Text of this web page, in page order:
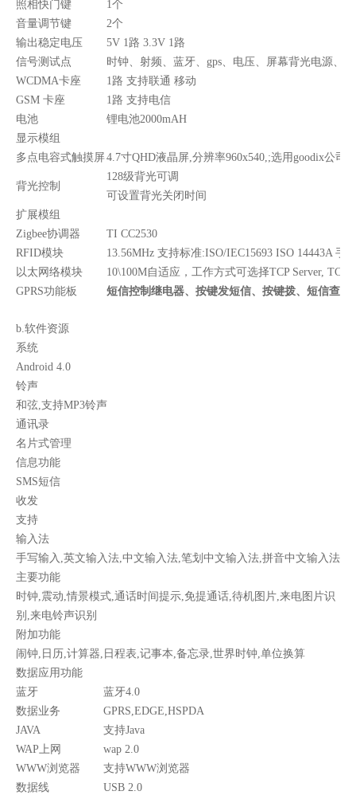
照相快门键
1个
音量调节键
2个
输出稳定电压
5V 1路 3.3V 1路
信号测试点
时钟、射频、蓝牙、gps、电压、屏幕背光电源、
WCDMA卡座
1路 支持联通 移动
GSM 卡座
1路 支持电信
电池
锂电池2000mAH
显示模组
多点电容式触摸屏4.7寸QHD液晶屏,分辨率960x540,;选用goodix公司
背光控制
128级背光可调
可设置背光关闭时间
扩展模组
Zigbee协调器
TI CC2530
RFID模块
13.56MHz 支持标准:ISO/IEC15693 ISO 14443A 手
以太网络模块
10\100M自适应，工作方式可选择TCP Server, TCP
GPRS功能板
短信控制继电器、按键发短信、按键拨、短信查询
b.软件资源
系统
Android 4.0
铃声
和弦,支持MP3铃声
通讯录
名片式管理
信息功能
SMS短信
收发
支持
输入法
手写输入,英文输入法,中文输入法,笔划中文输入法,拼音中文输入法
主要功能
时钟,震动,情景模式,通话时间提示,免提通话,待机图片,来电图片识
别,来电铃声识别
附加功能
闹钟,日历,计算器,日程表,记事本,备忘录,世界时钟,单位换算
数据应用功能
蓝牙
蓝牙4.0
数据业务
GPRS,EDGE,HSPDA
JAVA
支持Java
WAP上网
wap 2.0
WWW浏览器
支持WWW浏览器
数据线
USB 2.0